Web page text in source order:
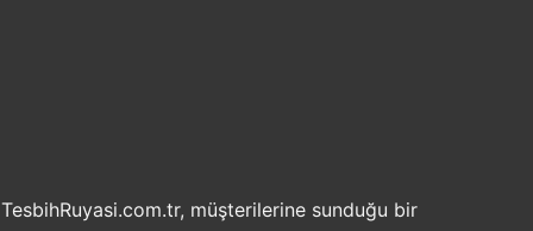
müşterilerine sunduğu bir